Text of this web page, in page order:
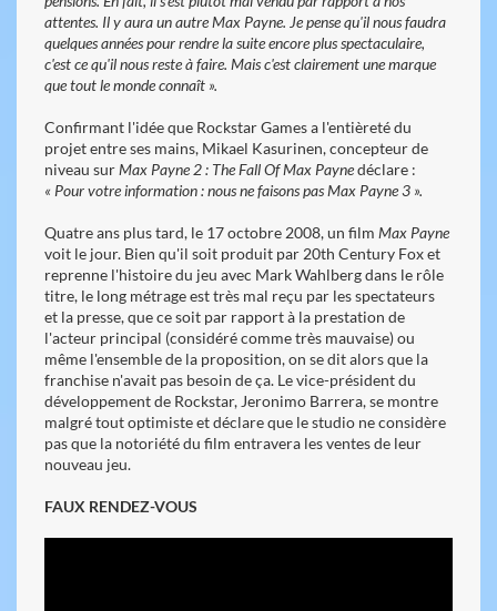
attentes. Il y aura un autre Max Payne. Je pense qu'il nous faudra
quelques années pour rendre la suite encore plus spectaculaire,
c'est ce qu'il nous reste à faire. Mais c'est clairement une marque
que tout le monde connaît ».
Confirmant l'idée que Rockstar Games a l'entièreté du
projet entre ses mains, Mikael Kasurinen, concepteur de
niveau surMax Payne 2 : The Fall Of Max Paynedéclare :
« Pour votre information : nous ne faisons pas Max Payne 3 ».
Quatre ans plus tard, le 17 octobre 2008, un film Max Payne
voit le jour. Bien qu'il soit produit par 20th Century Fox et
reprenne l'histoire du jeu avec Mark Wahlberg dans le rôle
titre, le long métrage est très mal reçu par les spectateurs
et la presse, que ce soit par rapport à la prestation de
l'acteur principal (considéré comme très mauvaise) ou
même l'ensemble de la proposition, on se dit alors que la
franchise n'avait pas besoin de ça. Le vice-président du
développement de Rockstar, Jeronimo Barrera, se montre
malgré tout optimiste et déclare que le studio ne considère
pas que la notoriété du film entravera les ventes de leur
nouveau jeu.
FAUX RENDEZ-VOUS